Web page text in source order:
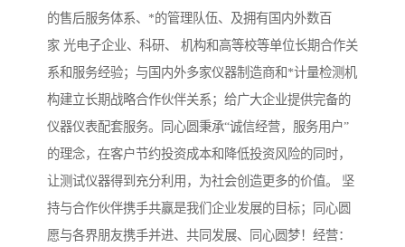
的售后服务体系、*的管理队伍、及拥有国内外数百
家 光电子企业、科研、 机构和高等校等单位长期合作关
系和服务经验；与国内外多家仪器制造商和*计量检测机
构建立长期战略合作伙伴关系；给广大企业提供完备的
仪器仪表配套服务。同心圆秉承“诚信经营，服务用户”
的理念，在客户节约投资成本和降低投资风险的同时，
让测试仪器得到充分利用，为社会创造更多的价值。 坚
持与合作伙伴携手共赢是我们企业发展的目标；同心圆
愿与各界朋友携手并进、共同发展、同心圆梦！经营：